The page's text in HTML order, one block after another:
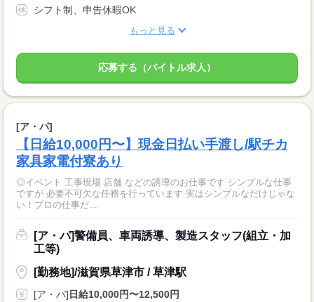
シフト制、申告休暇OK
もっと見る
応募する（バイトル求人）
[ア・パ]
【日給10,000円〜】現金日払い手渡し/駅チカ
家具家電付寮あり
◎イベント 工事現場 店舗 などの誘導のお仕事です シンプルな仕事
ですが 必要不可欠な任務を行っています 実はシンプルなだけじゃな
い！プロの仕事だ...
[ア・パ]警備員、車両誘導、製造スタッフ(組立・加
工等)
[勤務地]/滋賀県草津市 / 草津駅
[ア・パ] 日給10,000円〜12,500円